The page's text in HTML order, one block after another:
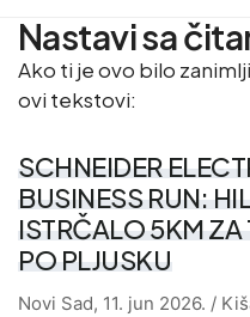
Nastavi sa
Ako ti je ovo bilo
ovi tekstovi:
SCHNEIDER
BUSINESS RUN:
ISTRČALO 5KM ZA
PO PLJUSKU
Novi Sad, 11. jun 2026. /